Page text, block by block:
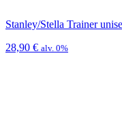
Stanley/Stella Trainer
28,90 € alv. 0%